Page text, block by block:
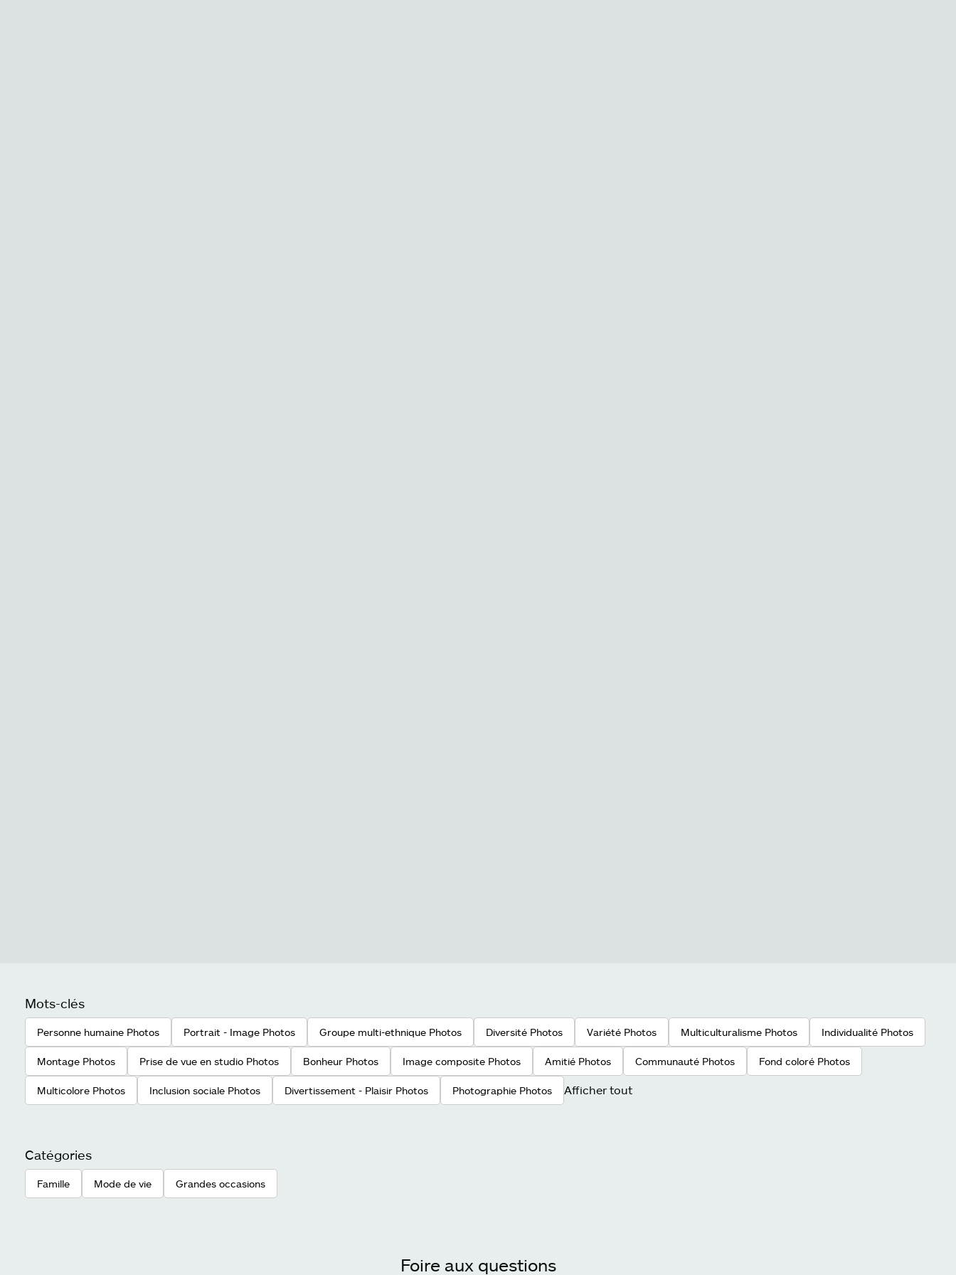
Mots-clés
Personne humaine Photos Portrait - Image Photos Groupe multi-ethnique Photos Diversité Photos Variété Photos Multiculturalisme Photos Individualité Photos
Montage Photos Prise de vue en studio Photos Bonheur Photos Image composite Photos Amitié Photos Communauté Photos Fond coloré Photos
Multicolore Photos Inclusion sociale Photos Divertissement - Plaisir Photos Photographie Photos Afficher tout
Catégories
Famille Mode de vie Grandes occasions
Foire aux questions